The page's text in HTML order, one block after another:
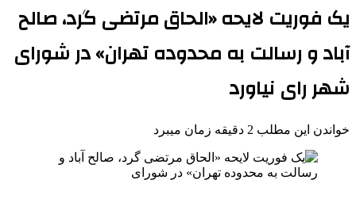
یک فوریت لایحه «الحاق مرتضی گرد، صالح
آباد و رسالت به محدوده تهران» در شورای
شهر رای نیاورد
خواندن این مطلب 2 دقیقه زمان میبرد